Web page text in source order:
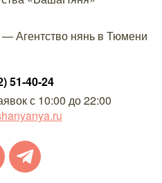
—Агентство нянь в Тюмени
51-40-24
с 10:00 до 22:00